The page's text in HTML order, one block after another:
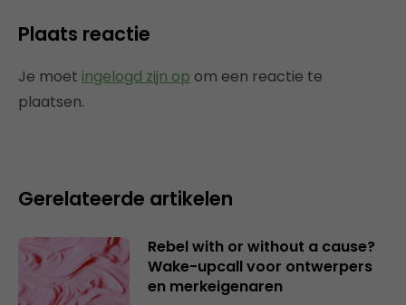
Plaats reactie
Je moet ingelogd zijn op om een reactie te
plaatsen.
Gerelateerde artikelen
Rebel with or without a cause?
Wake-upcall voor ontwerpers
en merkeigenaren